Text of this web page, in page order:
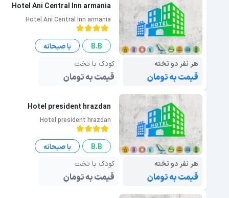
Hotel Ani Central Inn armania
Hotel Ani Central Inn armania
B.B
با صبحانه
هر نفر دو تخته
قیمت به تومان
کودک با تخت
قیمت به تومان
Hotel president hrazdan
Hotel president hrazdan
B.B
با صبحانه
هر نفر دو تخته
قیمت به تومان
کودک با تخت
قیمت به تومان